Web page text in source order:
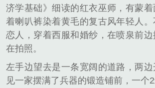
济学基础》细读的红衣巫师，有蒙
着喇叭裤染着黄毛的复古风年轻人
恋人，穿着西服和婚纱，在喷泉前
在拍照。
左手边望去是一条宽阔的道路，两
见一家摆满了兵器的锻造铺前，一个